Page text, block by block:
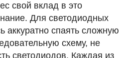
свой вклад в это
Для светодиодных
аккуратно спаять сложную
схему, не
светодиодов. Каждая из